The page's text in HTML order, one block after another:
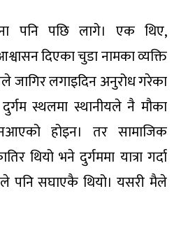
पनि पछि लागे। एक थिए,
दिएका चुडा नामका व्यक्ति
जागिर लगाइदिन अनुरोध गरेका
स्थलमा स्थानीयले नै मौका
होइन। तर सामाजिक
थियो भने दुर्गममा यात्रा गर्दा
पनि सघाएकै थियो। यसरी मैले